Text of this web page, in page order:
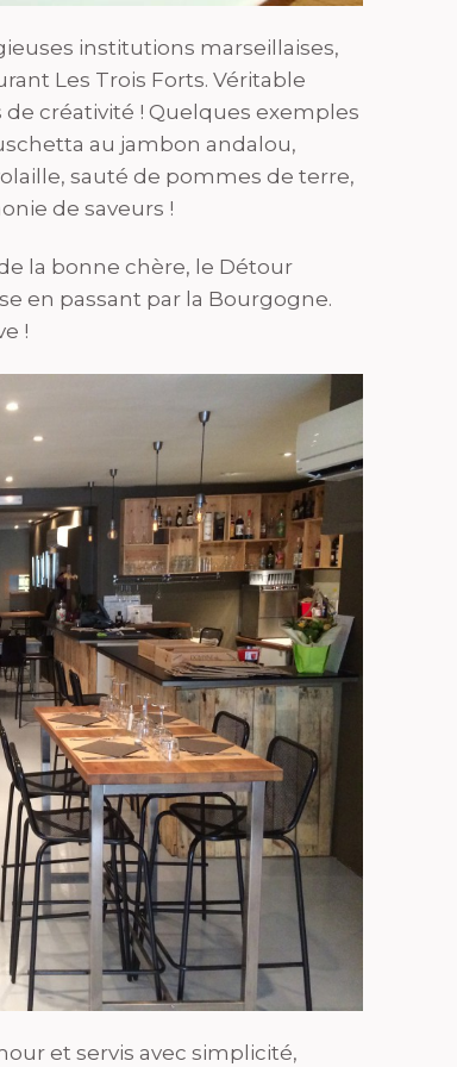
institutions marseillaises,
Les Trois Forts. Véritable
créativité ! Quelques exemples
au jambon andalou,
sauté de pommes de terre,
de saveurs !
la bonne chère, le Détour
en passant par la Bourgogne.
!
et servis avec simplicité,